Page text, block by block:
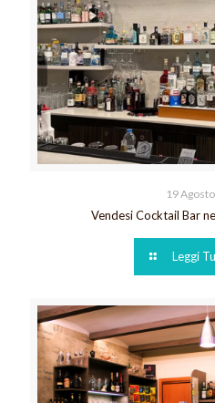
19
Vendesi Cocktail Bar
Leggi